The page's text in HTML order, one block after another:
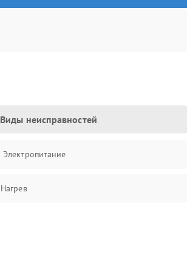
Виды неисправностей
Электропитание
Нагрев